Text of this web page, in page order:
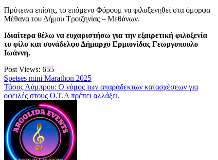
Πρότεινα επίσης, το επόμενο Φόρουμ να φιλοξενηθεί στα όμορφα
Μέθανα του Δήμου Τροιζηνίας – Μεθάνων.
Ιδιαίτερα θέλω να ευχαριστήσω για την εξαιρετική φιλοξενία
το φίλο και συνάδελφο Δήμαρχο Ερμιονίδας Γεωργοπουλο
Ιωάννη.
Post Views: 655
Πλοήγηση
άρθρων
Spetses mini Marathon 2025
Τάσος Λάμπρου: Ο νόμος των απαράδεκτων κατασχέσεων για
οφειλές στους Ο.Τ.Α πρέπει αλλάξει.